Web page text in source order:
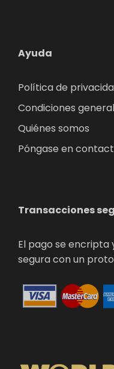
Ayuda
Política de
Condiciones
Quiénes somos
Póngase en
Transacciones
El pago se
segura con un